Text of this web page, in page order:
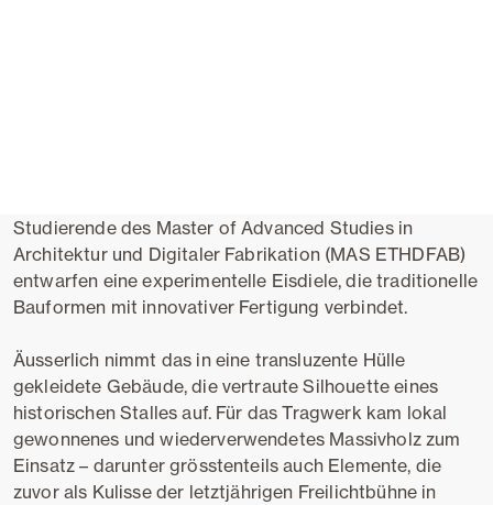
Studierende des Master of Advanced Studies in
Architektur und Digitaler Fabrikation (MAS ETHDFAB)
entwarfen eine experimentelle Eisdiele, die traditionelle
Bauformen mit innovativer Fertigung verbindet.
Äusserlich nimmt das in eine transluzente Hülle
gekleidete Gebäude, die vertraute Silhouette eines
historischen Stalles auf. Für das Tragwerk kam lokal
gewonnenes und wiederverwendetes Massivholz zum
Einsatz – darunter grösstenteils auch Elemente, die
zuvor als Kulisse der letztjährigen Freilichtbühne in